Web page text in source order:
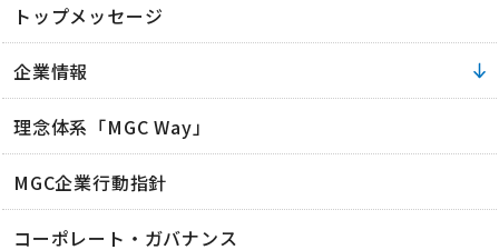
トップメッセージ
企業情報
理念体系「MGC Way」
MGC企業行動指針
コーポレート・ガバナンス